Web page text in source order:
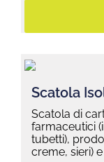
Scatola
Scatola di
farmaceutici
tubetti),
creme, sieri)